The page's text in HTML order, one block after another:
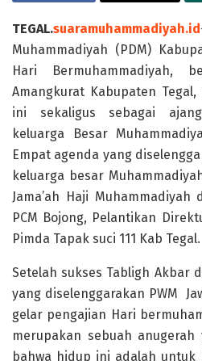
TEGAL.suaramuhammadiyah.id
Muhammadiyah (PDM)
Hari Bermuhammadiyah,
Amangkurat Kabupaten Tegal,
ini sekaligus sebagai
keluarga Besar
Empat agenda yang
keluarga besar
Jama’ah Haji
PCM Bojong, Pelantikan
Pimda Tapak suci 111 Kab Tegal.
Setelah sukses Tabligh Akbar
yang diselenggarakan PWM
gelar pengajian Hari
merupakan sebuah
bahwa hidup ini adalah untuk